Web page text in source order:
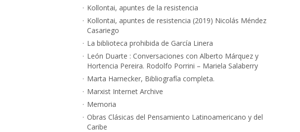
Kollontai, apuntes de la resistencia
Kollontai, apuntes de resistencia (2019) Nicolás Méndez
Casariego
La biblioteca prohibida de García Linera
León Duarte : Conversaciones con Alberto Márquez y
Hortencia Pereira. Rodolfo Porrini – Mariela Salaberry
Marta Harnecker, Bibliografía completa.
Marxist Internet Archive
Memoria
Obras Clásicas del Pensamiento Latinoamericano y del
Caribe